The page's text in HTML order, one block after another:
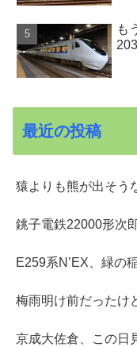
も
最近の投稿
猿よりも熊が出そう
銚子電鉄22000形次
E259系N’EX、緑の
梅雨明け前だったけ
京成大佐倉、この日